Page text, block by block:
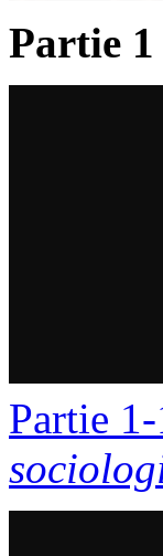
Partie 1
Partie